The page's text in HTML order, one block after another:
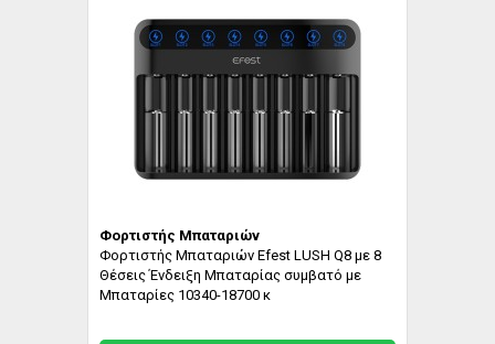
Φορτιστής Μπαταριών
Φορτιστής Μπαταριών Efest LUSH Q8 με 8
Θέσεις Ένδειξη Μπαταρίας συμβατό με
Μπαταρίες 10340-18700 κ